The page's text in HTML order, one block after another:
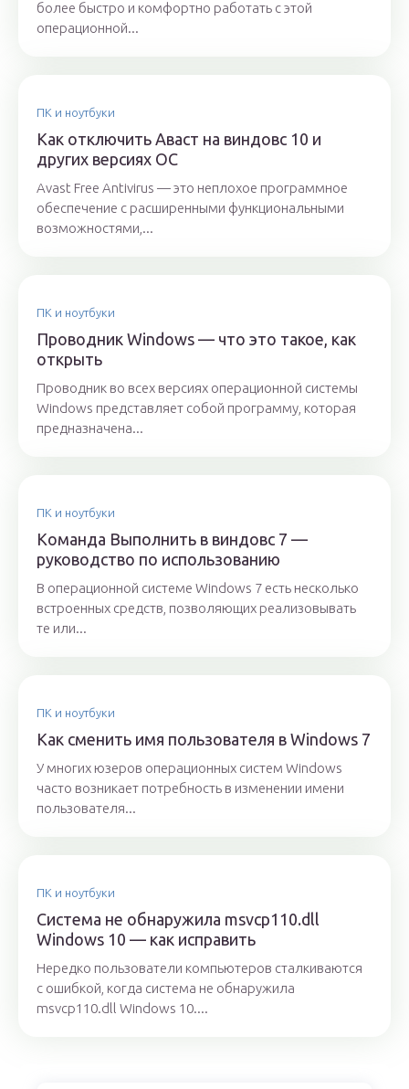
более быстро и комфортно работать с этой
операционной...
ПК и ноутбуки
Как отключить Аваст на виндовс 10 и
других версиях ОС
Avast Free Antivirus — это неплохое программное
обеспечение с расширенными функциональными
возможностями,...
ПК и ноутбуки
Проводник Windows — что это такое, как
открыть
Проводник во всех версиях операционной системы
Windows представляет собой программу, которая
предназначена...
ПК и ноутбуки
Команда Выполнить в виндовс 7 —
руководство по использованию
В операционной системе Windows 7 есть несколько
встроенных средств, позволяющих реализовывать
те или...
ПК и ноутбуки
Как сменить имя пользователя в Windows 7
У многих юзеров операционных систем Windows
часто возникает потребность в изменении имени
пользователя...
ПК и ноутбуки
Система не обнаружила msvcp110.dll
Windows 10 — как исправить
Нередко пользователи компьютеров сталкиваются
с ошибкой, когда система не обнаружила
msvcp110.dll Windows 10....